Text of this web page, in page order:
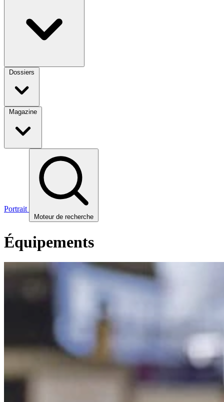
Dossiers
Magazine
Portrait
Moteur de recherche
Équipements